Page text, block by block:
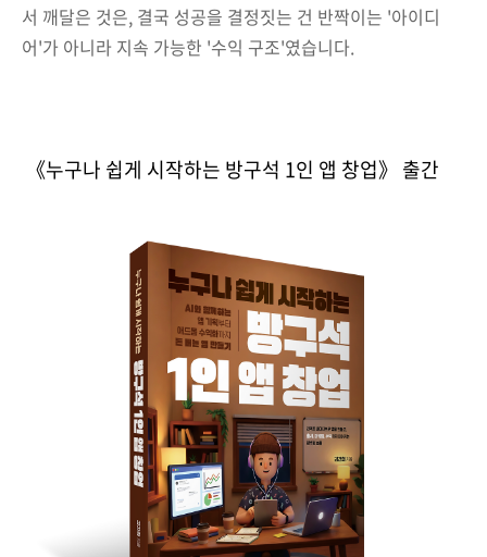
서 깨달은 것은, 결국 성공을 결정짓는 건 반짝이는 '아이디
어'가 아니라 지속 가능한 '수익 구조'였습니다.
《누구나 쉽게 시작하는 방구석 1인 앱 창업》 출간